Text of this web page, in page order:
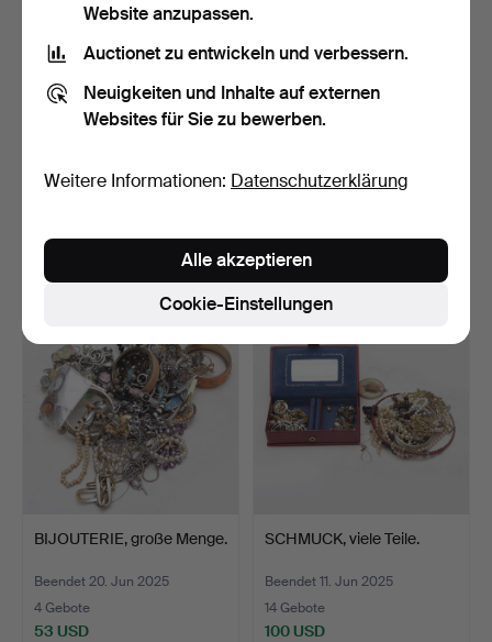
SCHMUCKSTÜCK/SCHMU
CK, im Etui.
1 Gebot
BIJOUTERIE UND
GLASFIGUREN aus der
6 Gebote
85 USD
BIJOUTERIE, große Menge.
Beendet 20. Jun 2025
4 Gebote
53 USD
SCHMUCK, viele Teile.
Beendet 11. Jun 2025
14 Gebote
100 USD
Website anzupassen.
Auctionet zu entwickeln und verbessern.
Neuigkeiten und Inhalte auf externen
Websites für Sie zu bewerben.
Weitere Informationen: Datenschutzerklärung
Cookie-Einstellungen
Alle akzeptieren